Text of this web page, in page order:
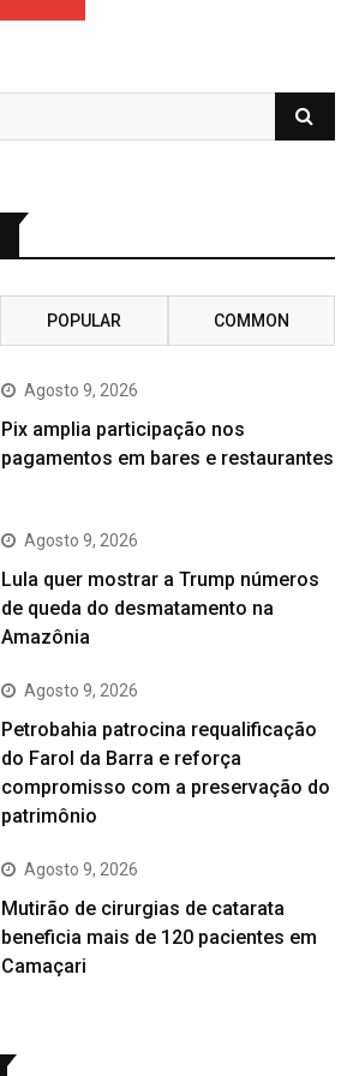
POPULAR COMMON
Agosto 9, 2026
Pix amplia participação nos
pagamentos em bares e restaurantes
Agosto 9, 2026
Lula quer mostrar a Trump números
de queda do desmatamento na
Amazônia
Agosto 9, 2026
Petrobahia patrocina requalificação
do Farol da Barra e reforça
compromisso com a preservação do
patrimônio
Agosto 9, 2026
Mutirão de cirurgias de catarata
beneficia mais de 120 pacientes em
Camaçari